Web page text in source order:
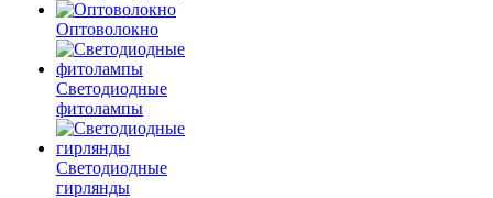
Оптоволокно
Светодиодные
фитолампы
Светодиодные
гирлянды